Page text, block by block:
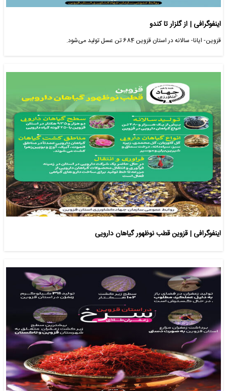
اینفوگرافی | از گلزار تا کندو
قزوین- ایانا- سالانه در استان قزوین 684 تن عسل تولید می‌شود.
اینفوگرافی | قزوین قطب نوظهور گیاهان دارویی